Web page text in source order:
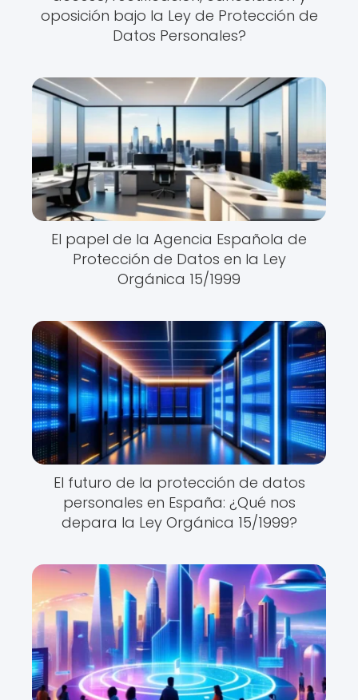
oposición bajo la Ley de Protección de
Datos Personales?
El papel de la Agencia Española de
Protección de Datos en la Ley
Orgánica 15/1999
El futuro de la protección de datos
personales en España: ¿Qué nos
depara la Ley Orgánica 15/1999?